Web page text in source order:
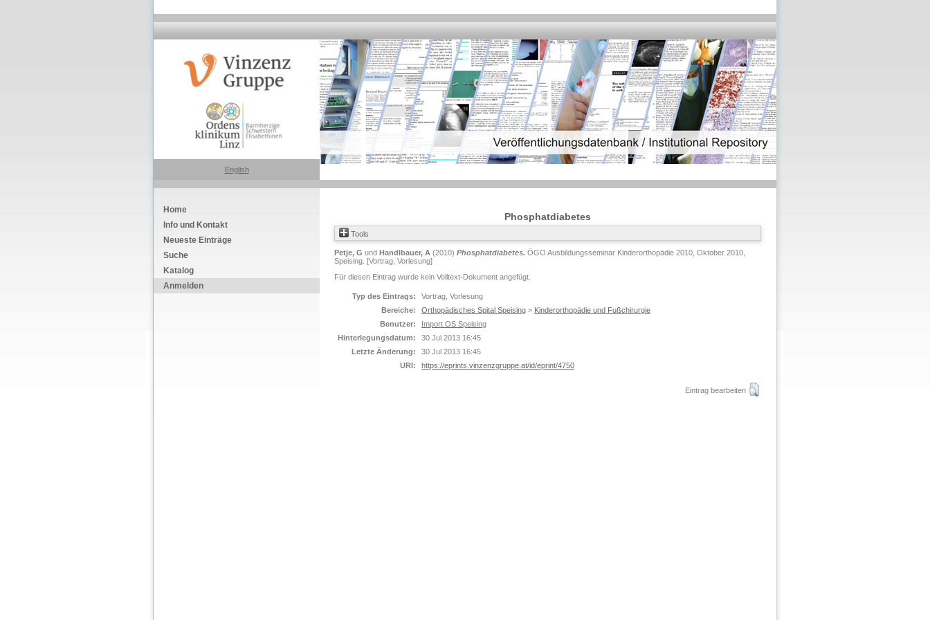
English
Home
Info und Kontakt
Neueste Einträge
Suche
Katalog
Anmelden
Phosphatdiabetes
Tools
Petje, G und Handlbauer, A (2010) Phosphatdiabetes. ÖGO Ausbildungsseminar Kinderorthopädie 2010, Oktober 2010,
Speising. [Vortrag, Vorlesung]
Für diesen Eintrag wurde kein Volltext-Dokument angefügt.
Typ des Eintrags:
Vortrag, Vorlesung
Bereiche:
Orthopädisches Spital Speising > Kinderorthopädie und Fußchirurgie
Benutzer:
Import OS Speising
Hinterlegungsdatum:
30 Jul 2013 16:45
Letzte Änderung:
30 Jul 2013 16:45
URI:
https://eprints.vinzenzgruppe.at/id/eprint/4750
Eintrag bearbeiten